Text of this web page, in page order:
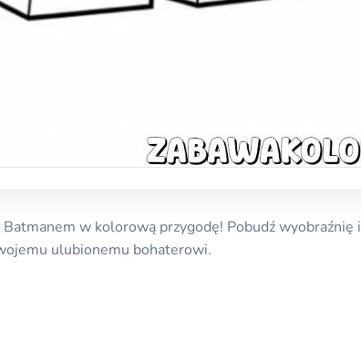
w kolorową przygodę! Pobudź wyobraźnię i
ulubionemu bohaterowi.